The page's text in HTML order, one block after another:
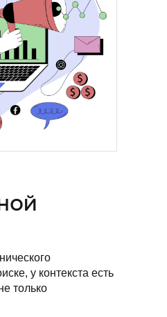
у контекста есть
только